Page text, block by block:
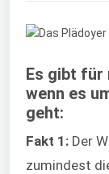
Es gibt für
wenn es
geht:
Fakt 1: Der
zumindest